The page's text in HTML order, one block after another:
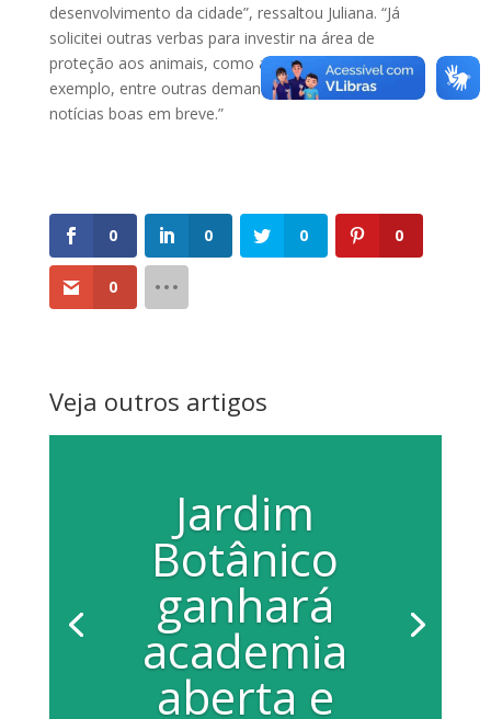
desenvolvimento da cidade”, ressaltou Juliana. “Já
solicitei outras verbas para investir na área de
proteção aos animais, como a castração, por
exemplo, entre outras demandas. Teremos mais
notícias boas em breve.”
0 0 0 0
0
Veja outros artigos
Jardim
Botânico
ganhará
academia
aberta e